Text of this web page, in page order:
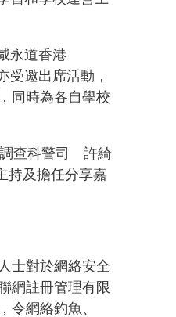
永道香港
邀出席活動，
同時為各自學校
調查科警司 許綺
持及擔任分享嘉
士對於網絡安全
網註冊管理有限
令網絡釣魚、